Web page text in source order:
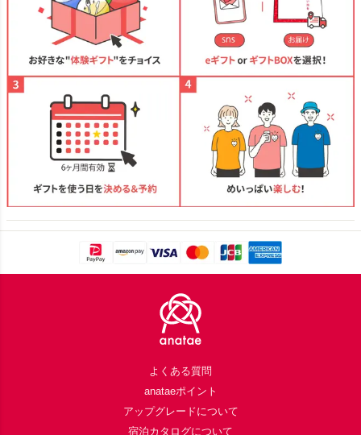
よくある質問
anataeポイント
アップグレードについて
宿泊カタログについて